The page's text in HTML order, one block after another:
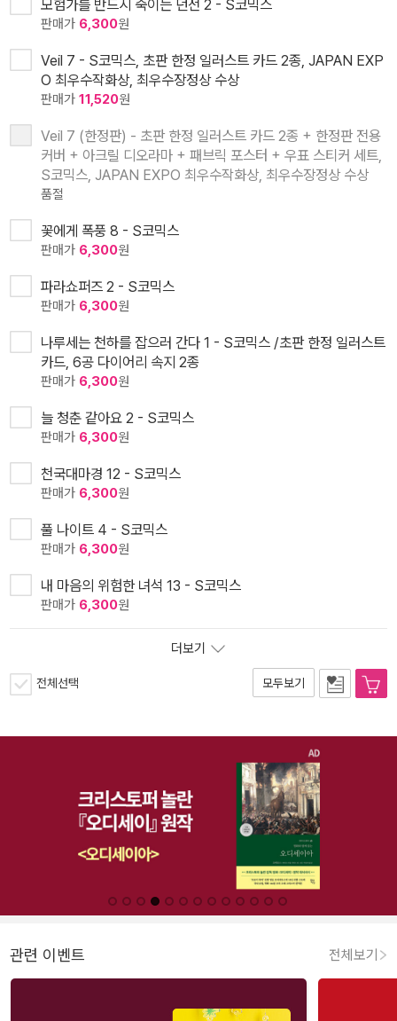
모험가를 반드시 죽이는 던전 2 - S코믹스
판매가 6,300원
Veil 7 - S코믹스, 초판 한정 일러스트 카드 2종, JAPAN EXP
O 최우수작화상, 최우수장정상 수상
판매가 11,520원
Veil 7 (한정판) - 초판 한정 일러스트 카드 2종 + 한정판 전용
커버 + 아크릴 디오라마 + 패브릭 포스터 + 우표 스티커 세트,
S코믹스, JAPAN EXPO 최우수작화상, 최우수장정상 수상
품절
꽃에게 폭풍 8 - S코믹스
판매가 6,300원
파라쇼퍼즈 2 - S코믹스
판매가 6,300원
나루세는 천하를 잡으러 간다 1 - S코믹스 /초판 한정 일러스트
카드, 6공 다이어리 속지 2종
판매가 6,300원
늘 청춘 같아요 2 - S코믹스
판매가 6,300원
천국대마경 12 - S코믹스
판매가 6,300원
풀 나이트 4 - S코믹스
판매가 6,300원
내 마음의 위험한 녀석 13 - S코믹스
판매가 6,300원
더보기
전체선택 모두보기
관련 이벤트 전체보기